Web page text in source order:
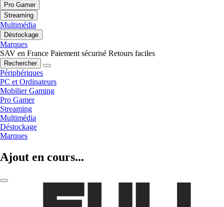
Pro Gamer
Streaming
Multimédia
Déstockage
Marques
SAV en France Paiement sécurisé Retours faciles
Rechercher
Périphériques
PC et Ordinateurs
Mobilier Gaming
Pro Gamer
Streaming
Multimédia
Déstockage
Marques
Ajout en cours...